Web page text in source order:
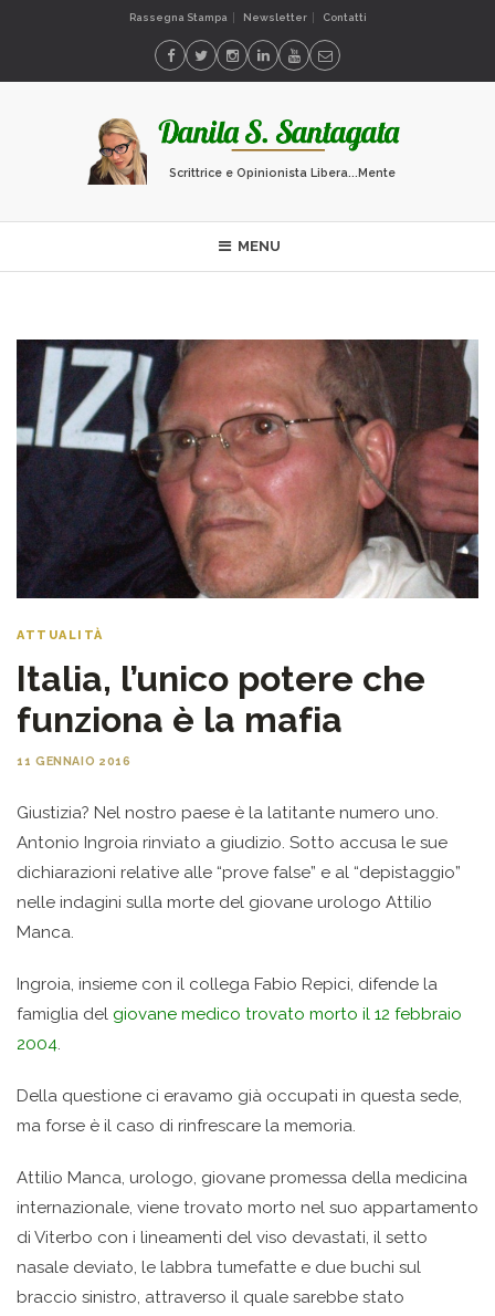
Rassegna Stampa Newsletter Contatti
Scrittrice e Opinionista Libera...Mente
MENU
ATTUALITÀ
Italia, l’unico potere che
funziona è la mafia
11 GENNAIO 2016
Giustizia? Nel nostro paese è la latitante numero uno.
Antonio Ingroia rinviato a giudizio. Sotto accusa le sue
dichiarazioni relative alle “prove false” e al “depistaggio”
nelle indagini sulla morte del giovane urologo Attilio
Manca.
Ingroia, insieme con il collega Fabio Repici, difende la
famiglia del giovane medico trovato morto il 12 febbraio
2004.
Della questione ci eravamo già occupati in questa sede,
ma forse è il caso di rinfrescare la memoria.
Attilio Manca, urologo, giovane promessa della medicina
internazionale, viene trovato morto nel suo appartamento
di Viterbo con i lineamenti del viso devastati, il setto
nasale deviato, le labbra tumefatte e due buchi sul
braccio sinistro, attraverso il quale sarebbe stato